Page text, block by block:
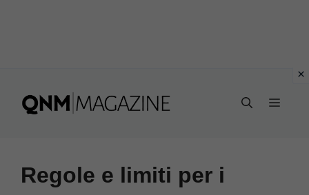
Regole e limiti per i